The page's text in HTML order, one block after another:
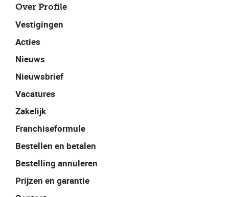
Over Profile
Vestigingen
Acties
Nieuws
Nieuwsbrief
Vacatures
Zakelijk
Franchiseformule
Bestellen en betalen
Bestelling annuleren
Prijzen en garantie